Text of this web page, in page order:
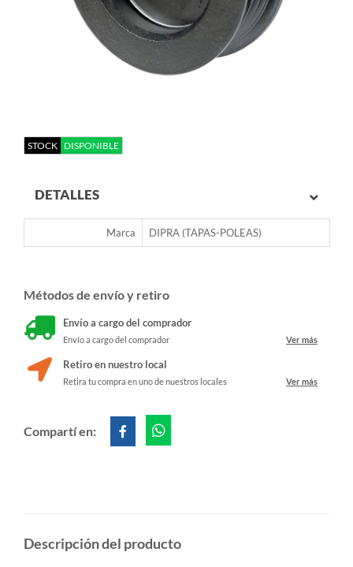
STOCK DISPONIBLE
DETALLES
Marca DIPRA (TAPAS-POLEAS)
Métodos de envío y retiro
Envío a cargo del comprador
Envío a cargo del comprador Ver más
Retiro en nuestro local
Retira tu compra en uno de nuestros locales Ver más
Compartí en:
Descripción del producto